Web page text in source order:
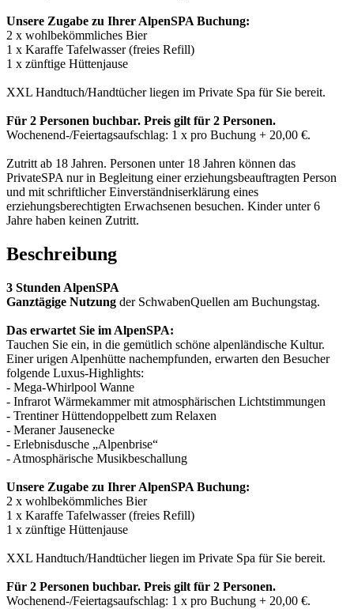
Unsere Zugabe zu Ihrer AlpenSPA Buchung:
2 x wohlbekömmliches Bier
1 x Karaffe Tafelwasser (freies Refill)
1 x zünftige Hüttenjause
XXL Handtuch/Handtücher liegen im Private Spa für Sie bereit.
Für 2 Personen buchbar. Preis gilt für 2 Personen.
Wochenend-/Feiertagsaufschlag: 1 x pro Buchung + 20,00 €.
Zutritt ab 18 Jahren. Personen unter 18 Jahren können das
PrivateSPA nur in Begleitung einer erziehungsbeauftragten Person
und mit schriftlicher Einverständniserklärung eines
erziehungsberechtigten Erwachsenen besuchen. Kinder unter 6
Jahre haben keinen Zutritt.
Beschreibung
3 Stunden AlpenSPA
Ganztägige Nutzung der SchwabenQuellen am Buchungstag.
Das erwartet Sie im AlpenSPA:
Tauchen Sie ein, in die gemütlich schöne alpenländische Kultur.
Einer urigen Alpenhütte nachempfunden, erwarten den Besucher
folgende Luxus-Highlights:
​- Mega-Whirlpool Wanne
- Infrarot Wärmekammer mit atmosphärischen Lichtstimmungen
- Trentiner Hüttendoppelbett zum Relaxen
- Meraner Jausenecke
- Erlebnisdusche „Alpenbrise“
- Atmosphärische Musikbeschallung
Unsere Zugabe zu Ihrer AlpenSPA Buchung:
2 x wohlbekömmliches Bier
1 x Karaffe Tafelwasser (freies Refill)
1 x zünftige Hüttenjause
XXL Handtuch/Handtücher liegen im Private Spa für Sie bereit.
Für 2 Personen buchbar. Preis gilt für 2 Personen.
Wochenend-/Feiertagsaufschlag: 1 x pro Buchung + 20,00 €.